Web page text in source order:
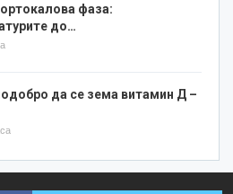
фаза:
до…
да се зема витамин Д –